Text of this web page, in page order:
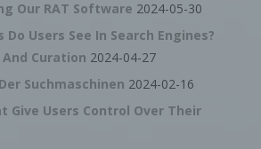
Our RAT Software 2024-05-30
Users See In Search Engines?
Curation 2024-04-27
Suchmaschinen 2024-02-16
Give Users Control Over Their
Löschung (Recht auf Vergessen
Verarbeitung personenbezogener Daten
hat das vom Europäischen
zu verlangen, dass die sie
Daten unverzüglich
sofern einer der folgenden Gründe
die Verarbeitung nicht erforderlich